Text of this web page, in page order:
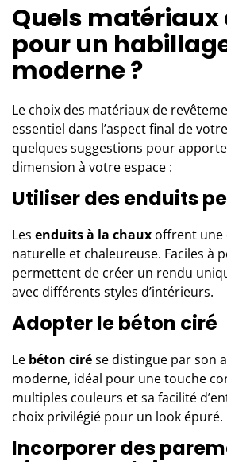
Quels matériaux
pour un
moderne ?
Le choix des matériaux de
essentiel dans l’aspect final de
quelques suggestions pour
dimension à votre espace :
Utiliser des enduits
Les enduits à la chaux offrent une
naturelle et chaleureuse. Faciles à
permettent de créer un rendu
avec différents styles d’intérieurs.
Adopter le béton ciré
Le béton cirése distingue par son
moderne, idéal pour une touche
multiples couleurs et sa facilité
choix privilégié pour un look épuré.
Incorporer des